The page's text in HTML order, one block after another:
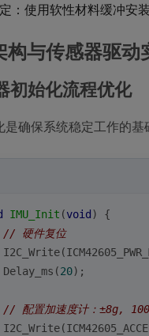
：使用软性材料缓冲安
构与传感器驱动
初始化流程优化
是确保系统稳定工作的
IMU_Init (void )
{
// 硬件复位
Delay_ms(
20);
// 配置加速度计：±8g,